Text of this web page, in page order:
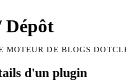
Dépôt
MOTEUR DE BLOGS
d'un plugin